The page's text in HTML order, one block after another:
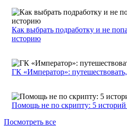
Как выбрать подработку и не
историю
ГК «Император»: путешествовать,
Помощь не по скрипту: 5 историй
Посмотреть все